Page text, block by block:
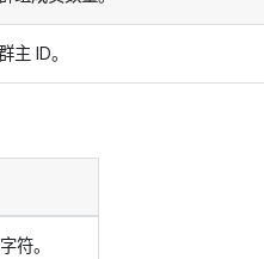
主 ID。
符。